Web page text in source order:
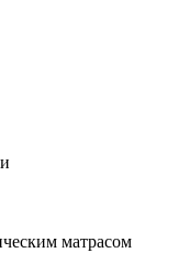
матрасом